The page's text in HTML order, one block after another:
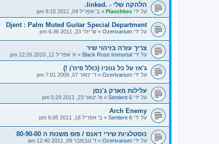
הלהקה שלי - .linked.
על ידי Plaschkes
» ב' אפריל 04, 2011 8:15 pm
Djent : Palm Muted Guitar Special Department
על ידי Ozerivarium
» ש' יולי 23, 2011 6:36 pm
צריך עזרה בזיהוי שיר
על ידי Black Rose Immortal
» א' אפריל 11, 2010 12:26 pm
ג'אז על כל גווניו (כולל פיוז'ן !)
על ידי Ozerivarium
» ד' ינואר 07, 2009 7:01 pm
עלילות מארק ג'נסן
על ידי Sentient 6
» א' ינואר 23, 2011 5:29 pm
Arch Enemy
על ידי Sentient 6
» ב' אפריל 18, 2011 6:05 pm
נוסטלגיות שירי דאנס / פופ משנות ה 80-90-00
על ידי Ozerivarium
» ד' נובמבר 09, 2011 12:40 am